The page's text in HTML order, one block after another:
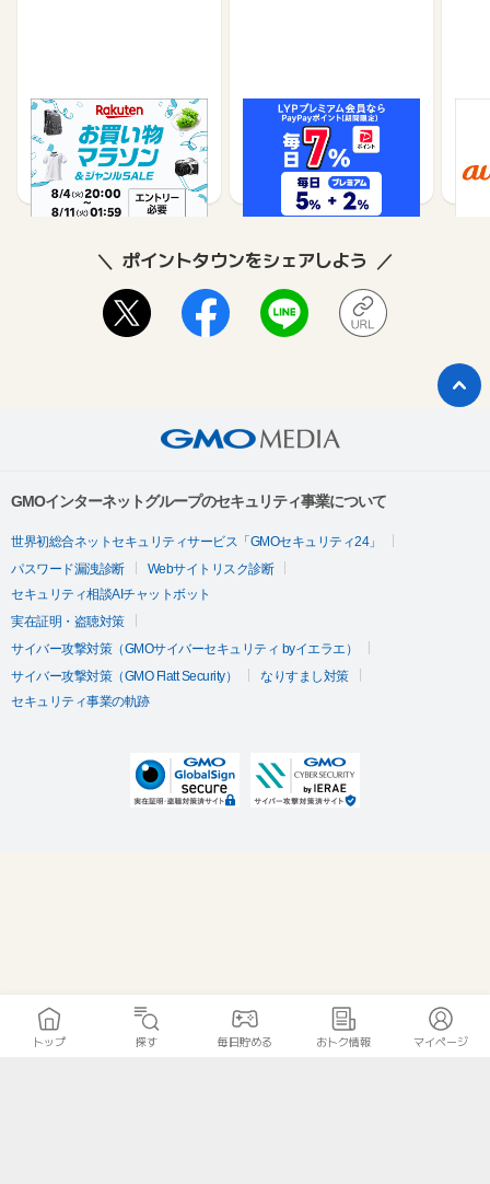
楽天市場
1%
Yahoo!ショッピング
1%
ポイントタウンをシェアしよう
GMOインターネットグループのセキュリティ事業について
世界初総合ネットセキュリティサービス「GMOセキュリティ24」
パスワード漏洩診断
Webサイトリスク診断
セキュリティ相談AIチャットボット
実在証明・盗聴対策
サイバー攻撃対策（GMOサイバーセキュリティ byイエラエ）
サイバー攻撃対策（GMO Flatt Security）
なりすまし対策
セキュリティ事業の軌跡
トップ 探す 毎日貯める おトク情報 マイページ